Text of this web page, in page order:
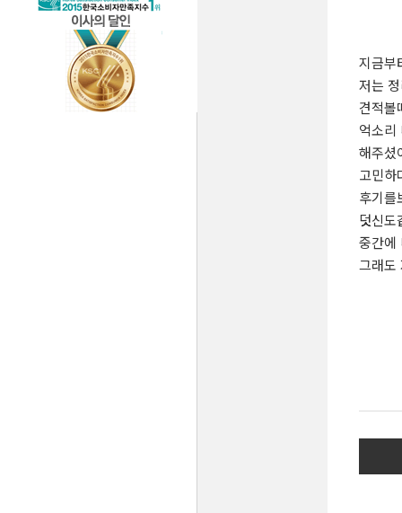
지금부
저는
견적볼
억소리
해주셨
고민하
후기를
덧신도
중간에
그래도